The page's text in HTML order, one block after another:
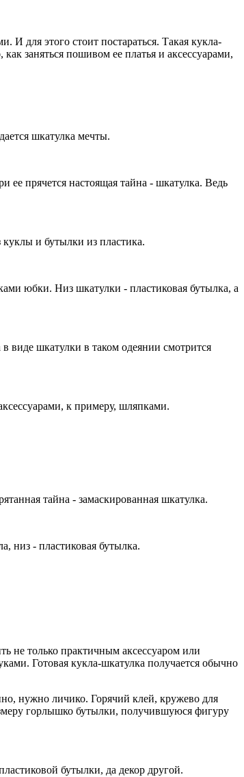
для этого стоит постараться. Такая кукла-
заняться пошивом ее платья и аксессуарами,
шкатулка мечты.
ее прячется настоящая тайна - шкатулка. Ведь
и бутылки из пластика.
юбки. Низ шкатулки - пластиковая бутылка, а
виде шкатулки в таком одеянии смотрится
к примеру, шляпками.
тайна - замаскированная шкатулка.
низ - пластиковая бутылка.
не только практичным аксессуаром или
Готовая кукла-шкатулка получается обычно
нужно личико. Горячий клей, кружево для
горлышко бутылки, получившуюся фигуру
бутылки, да декор другой.